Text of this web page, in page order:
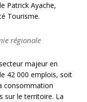
Patrick Ayache,
Tourisme.
régionale
majeur en
42 000 emplois, soit
consommation
sur le territoire. La